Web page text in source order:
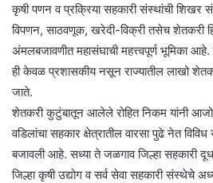
कृषी पणन व प्रक्रिया सहकारी संस्थांची शिखर
विपणन, साठवणूक, खरेदी-विक्री तसेच शेतकरी
अंमलबजावणीत महासंघाची महत्त्वपूर्ण भूमिका आहे.
ही केवळ प्रशासकीय नसून राज्यातील लाखो
जाते.
शेतकरी कुटुंबातून आलेले रोहित निकम यांनी
वडिलांचा सहकार क्षेत्रातील वारसा पुढे नेत
बजावली आहे. सध्या ते जळगाव जिल्हा
जिल्हा कृषी उद्योग व सर्व सेवा सहकारी संस्थेचे